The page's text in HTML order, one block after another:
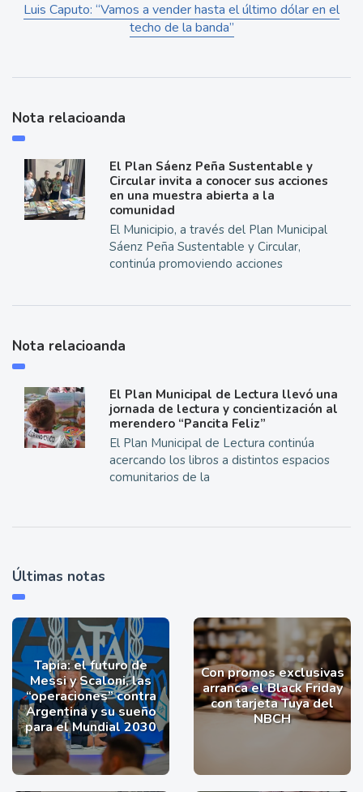
Luis Caputo: “Vamos a vender hasta el último dólar en el
techo de la banda”
Nota relacioanda
El Plan Sáenz Peña Sustentable y
Circular invita a conocer sus acciones
en una muestra abierta a la
comunidad
El Municipio, a través del Plan Municipal
Sáenz Peña Sustentable y Circular,
continúa promoviendo acciones
Nota relacioanda
El Plan Municipal de Lectura llevó una
jornada de lectura y concientización al
merendero “Pancita Feliz”
El Plan Municipal de Lectura continúa
acercando los libros a distintos espacios
comunitarios de la
Últimas notas
Tapia: el futuro de
Messi y Scaloni, las
“operaciones” contra
Argentina y su sueño
para el Mundial 2030
Con promos exclusivas
arranca el Black Friday
con tarjeta Tuya del
NBCH